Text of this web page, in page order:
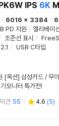
IPS 6K
/ 6016 x 3384 /
PD 지원 / 엘리베이
/ 조준선 표시 /
/ USB C타입
[옥션] 삼성카드 / 무
모니터 특가전!
의견 55 4.6 (5)